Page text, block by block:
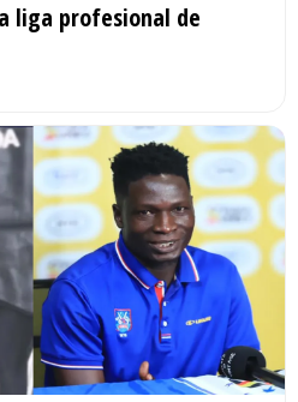
liga profesional de